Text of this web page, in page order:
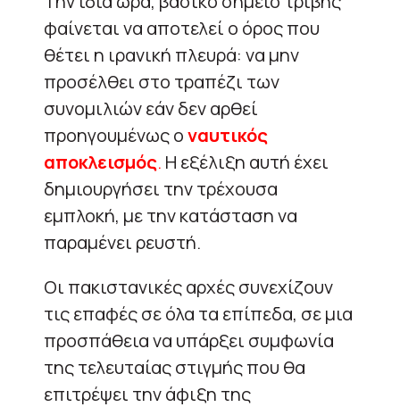
φαίνεται να αποτελεί ο όρος που
θέτει η ιρανική πλευρά: να μην
προσέλθει στο τραπέζι των
συνομιλιών εάν δεν αρθεί
προηγουμένως οναυτικός
αποκλεισμός. Η εξέλιξη αυτή έχει
δημιουργήσει την τρέχουσα
εμπλοκή, με την κατάσταση να
παραμένει ρευστή.
Οι πακιστανικές αρχές συνεχίζουν
τις επαφές σε όλα τα επίπεδα, σε μια
προσπάθεια να υπάρξει συμφωνία
της τελευταίας στιγμής που θα
επιτρέψει την άφιξη της